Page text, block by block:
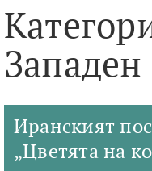
Западен
Иранският
„Цветята на